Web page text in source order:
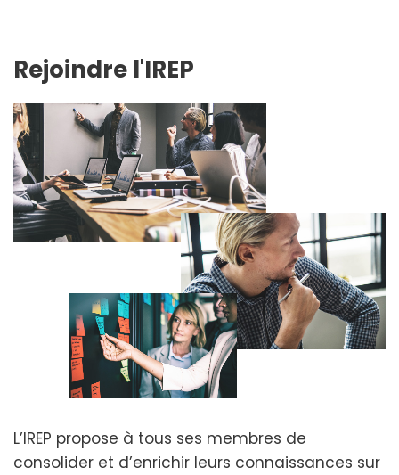
Rejoindre l'IREP
L’IREP propose à tous ses membres de
consolider et d’enrichir leurs connaissances sur